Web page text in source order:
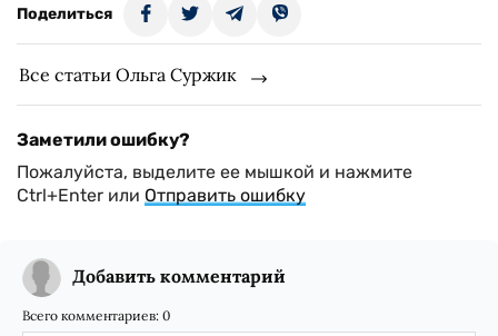
Поделиться
Все статьи Ольга Суржик
Заметили ошибку?
Пожалуйста, выделите ее мышкой и нажмите
Ctrl+Enter или Отправить ошибку
Добавить комментарий
Всего комментариев: 0